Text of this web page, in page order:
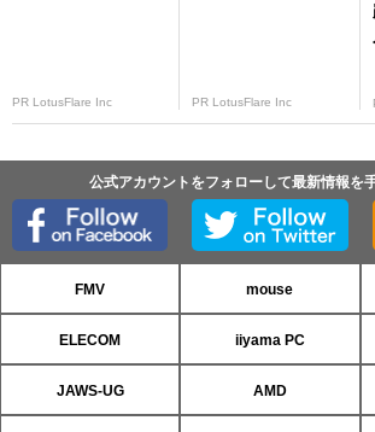
PR LotusFlare Inc PR LotusFlare Inc
公式アカウントをフォローして最新情報を
FMV mouse
ELECOM iiyama PC
JAWS-UG AMD